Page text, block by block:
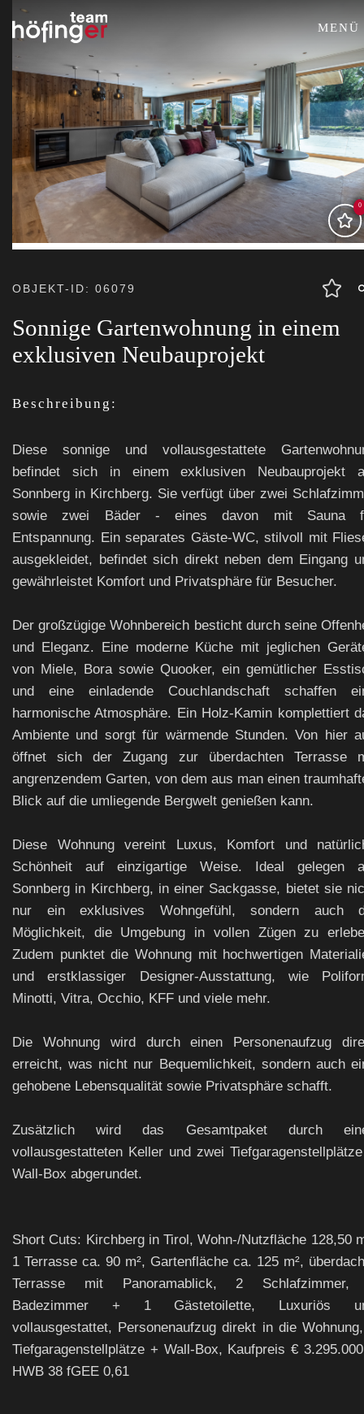
MENÜ
0
OBJEKT-ID: 06079
Sonnige Gartenwohnung in einem
exklusiven Neubauprojekt
Beschreibung:
Diese sonnige und vollausgestattete
befindet sich in einem exklusiven Neubauprojekt
Sonnberg in Kirchberg. Sie verfügt über zwei
sowie zwei Bäder - eines davon mit Sauna
Entspannung. Ein separates Gäste-WC, stilvoll mit
ausgekleidet, befindet sich direkt neben dem Eingang
gewährleistet Komfort und Privatsphäre für Besucher.
Der großzügige Wohnbereich besticht durch seine
und Eleganz. Eine moderne Küche mit jeglichen
von Miele, Bora sowie Quooker, ein gemütlicher
und eine einladende Couchlandschaft schaffen
harmonische Atmosphäre. Ein Holz-Kamin komplettiert
Ambiente und sorgt für wärmende Stunden. Von hier
öffnet sich der Zugang zur überdachten Terrasse
angrenzendem Garten, von dem aus man einen
Blick auf die umliegende Bergwelt genießen kann.
Diese Wohnung vereint Luxus, Komfort und
Schönheit auf einzigartige Weise. Ideal gelegen
Sonnberg in Kirchberg, in einer Sackgasse, bietet sie
nur ein exklusives Wohngefühl, sondern auch
Möglichkeit, die Umgebung in vollen Zügen zu
Zudem punktet die Wohnung mit hochwertigen
und erstklassiger Designer-Ausstattung, wie
Minotti, Vitra, Occhio, KFF und viele mehr.
Die Wohnung wird durch einen Personenaufzug
erreicht, was nicht nur Bequemlichkeit, sondern auch
gehobene Lebensqualität sowie Privatsphäre schafft.
Zusätzlich wird das Gesamtpaket durch
vollausgestatteten Keller und zwei
Wall-Box abgerundet.
Short Cuts: Kirchberg in Tirol, Wohn-/Nutzfläche 128,50
1 Terrasse ca. 90 m², Gartenfläche ca. 125 m²,
Terrasse mit Panoramablick, 2
Badezimmer + 1 Gästetoilette, Luxuriös
vollausgestattet, Personenaufzug direkt in die
Tiefgaragenstellplätze + Wall-Box, Kaufpreis €
HWB 38 fGEE 0,61